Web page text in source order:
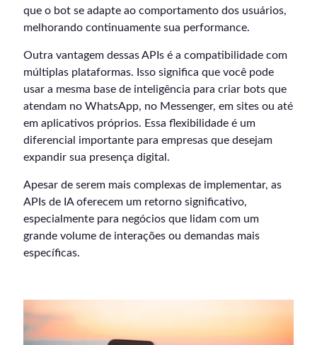
que o bot se adapte ao comportamento dos usuários,
melhorando continuamente sua performance.
Outra vantagem dessas APIs é a compatibilidade com
múltiplas plataformas. Isso significa que você pode
usar a mesma base de inteligência para criar bots que
atendam no WhatsApp, no Messenger, em sites ou até
em aplicativos próprios. Essa flexibilidade é um
diferencial importante para empresas que desejam
expandir sua presença digital.
Apesar de serem mais complexas de implementar, as
APIs de IA oferecem um retorno significativo,
especialmente para negócios que lidam com um
grande volume de interações ou demandas mais
específicas.